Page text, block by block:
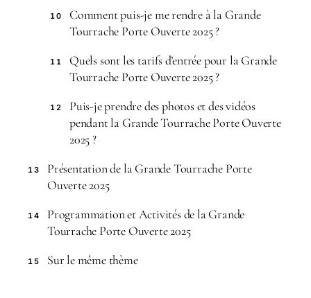
10
Comment puis-je me rendre à la Grande
Tourrache Porte Ouverte 2025 ?
11
Quels sont les tarifs d’entrée pour la Grande
Tourrache Porte Ouverte 2025 ?
12
Puis-je prendre des photos et des vidéos
pendant la Grande Tourrache Porte Ouverte
2025 ?
13
Présentation de la Grande Tourrache Porte
Ouverte 2025
14
Programmation et Activités de la Grande
Tourrache Porte Ouverte 2025
15 Sur le même thème